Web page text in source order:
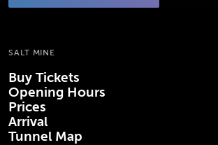
SALT MINE
Buy Tickets
Opening Hours
Prices
Arrival
Tunnel Map